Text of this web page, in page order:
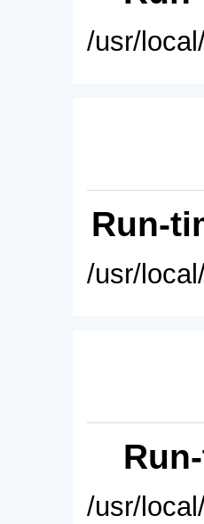
/usr/
Run-
/usr/
/usr/